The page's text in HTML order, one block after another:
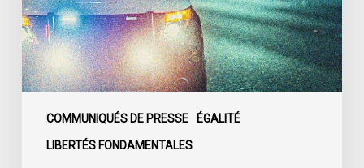
COMMUNIQUÉS DE PRESSE ÉGALITÉ
LIBERTÉS FONDAMENTALES
publique
sur
le
racisme
policier